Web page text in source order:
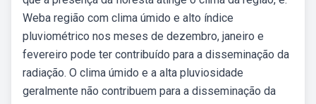
Weba região com clima úmido e alto índice
pluviométrico nos meses de dezembro, janeiro e
fevereiro pode ter contribuído para a disseminação da
radiação. O clima úmido e a alta pluviosidade
geralmente não contribuem para a disseminação da